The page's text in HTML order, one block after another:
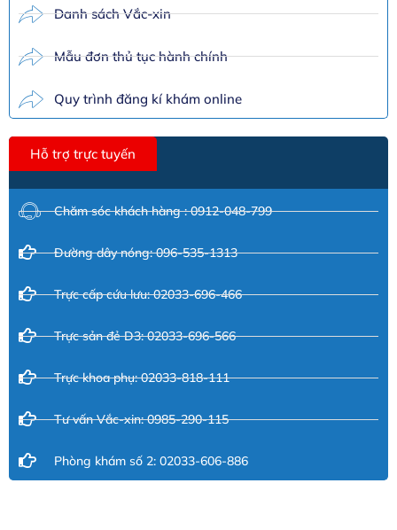
Danh sách Vắc-xin
Mẫu đơn thủ tục hành chính
Quy trình đăng kí khám online
Hỗ trợ trực tuyến
Chăm sóc khách hàng : 0912-048-799
Đường dây nóng: 096-535-1313
Trực cấp cứu lưu: 02033-696-466
Trực sản đẻ D3: 02033-696-566
Trực khoa phụ: 02033-818-111
Tư vấn Vắc-xin: 0985-290-115
Phòng khám số 2: 02033-606-886